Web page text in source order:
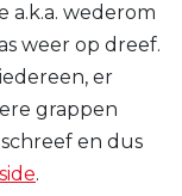
a.k.a. wederom
weer op dreef.
er
grappen
en dus
.